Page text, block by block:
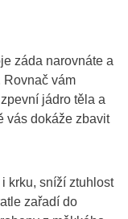
záda narovnáte a
Rovnač vám
jádro těla a
vás dokáže zbavit
krku, sníží ztuhlost
zařadí do